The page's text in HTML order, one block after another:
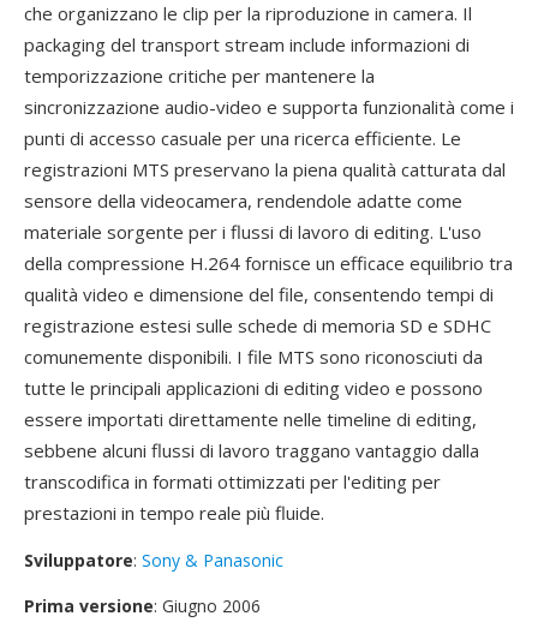
che organizzano le clip per la riproduzione in camera. Il
packaging del transport stream include informazioni di
temporizzazione critiche per mantenere la
sincronizzazione audio-video e supporta funzionalità come i
punti di accesso casuale per una ricerca efficiente. Le
registrazioni MTS preservano la piena qualità catturata dal
sensore della videocamera, rendendole adatte come
materiale sorgente per i flussi di lavoro di editing. L'uso
della compressione H.264 fornisce un efficace equilibrio tra
qualità video e dimensione del file, consentendo tempi di
registrazione estesi sulle schede di memoria SD e SDHC
comunemente disponibili. I file MTS sono riconosciuti da
tutte le principali applicazioni di editing video e possono
essere importati direttamente nelle timeline di editing,
sebbene alcuni flussi di lavoro traggano vantaggio dalla
transcodifica in formati ottimizzati per l'editing per
prestazioni in tempo reale più fluide.
Sviluppatore: Sony & Panasonic
Prima versione: Giugno 2006